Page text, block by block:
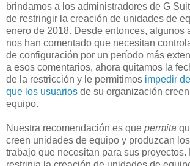
brindamos a los administradores de G
de restringir la creación de unidades de
enero de 2018. Desde entonces, algunos
nos han comentado que necesitan
de configuración por un período más
a esos comentarios, ahora quitamos la
de la restricción y le permitimos impedir
que los usuarios de su organización
equipo.
Nuestra recomendación es que permita
creen unidades de equipo y produzcan
trabajo que necesitan para sus proyectos.